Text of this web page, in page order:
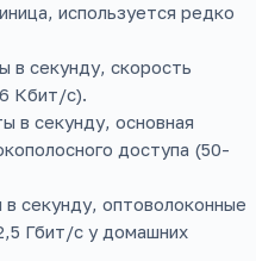
используется редко
в секунду, скорость
Кбит/с).
в секунду, основная
доступа (50-
в секунду, оптоволоконные
Гбит/с у домашних